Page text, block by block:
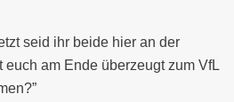
seid ihr beide hier an der
am Ende überzeugt zum VfL